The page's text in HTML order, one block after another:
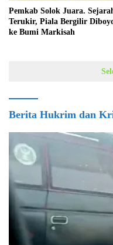
Pemkab Solok Juara.
Terukir, Piala Bergilir
ke Bumi Markisah
Berita Hukrim dan